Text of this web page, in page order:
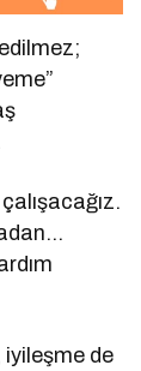
iyileşme de